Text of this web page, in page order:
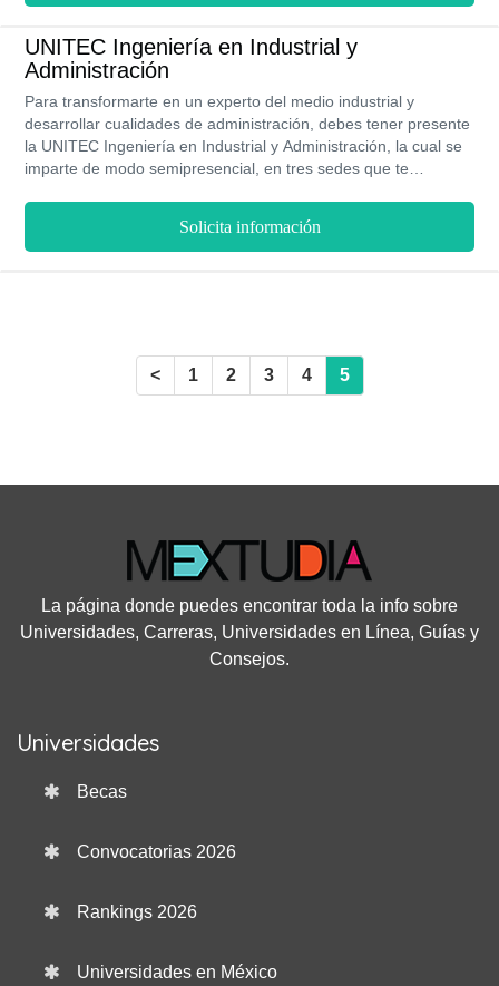
UNITEC Ingeniería en Industrial y
Administración
Para transformarte en un experto del medio industrial y
desarrollar cualidades de administración, debes tener presente
la UNITEC Ingeniería en Industrial y Administración, la cual se
imparte de modo semipresencial, en tres sedes que te
horarios flexibles y complementarios con la interacción del aula
de clases.
Solicita información
< 1 2 3 4 5
La página donde puedes encontrar toda la info sobre
Universidades, Carreras, Universidades en Línea, Guías y
Consejos.
Universidades
Becas
Convocatorias 2026
Rankings 2026
Universidades en México